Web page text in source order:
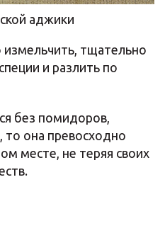
аджики
тщательно
и разлить по
без помидоров,
она превосходно
месте, не теряя своих